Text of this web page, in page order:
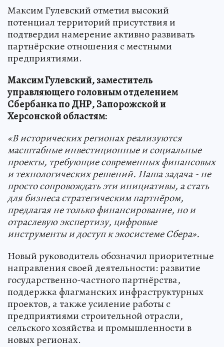
Максим Гулевский отметил высокий
потенциал территорий присутствия и
подтвердил намерение активно развивать
партнёрские отношения с местными
предприятиями.
Максим Гулевский, заместитель
управляющего головным отделением
Сбербанка по ДНР, Запорожской и
Херсонской областям:
«В исторических регионах реализуются
масштабные инвестиционные и социальные
проекты, требующие современных финансовых
и технологических решений. Наша задача - не
просто сопровождать эти инициативы, а стать
для бизнеса стратегическим партнёром,
предлагая не только финансирование, но и
отраслевую экспертизу, цифровые
инструменты и доступ к экосистеме Сбера».
Новый руководитель обозначил приоритетные
направления своей деятельности: развитие
государственно-частного партнёрства,
поддержка флагманских инфраструктурных
проектов, а также усиление работы с
предприятиями строительной отрасли,
сельского хозяйства и промышленности в
новых регионах.